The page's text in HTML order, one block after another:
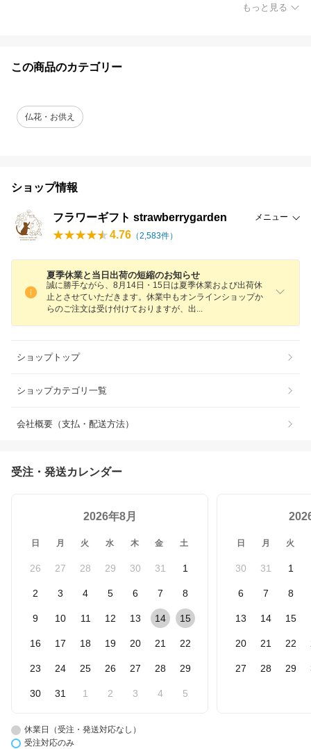
もっと見る
この商品のカテゴリー
仏花・お供え
ショップ情報
フラワーギフト strawberrygarden メニュー
4.76 （2,583件）
夏季休業と当日出荷の短縮のお知らせ
誠に勝手ながら、8月14日・15日は夏季休業および出荷休
止とさせていただきます。休業中もオンラインショップか
らのご注文は受け付けておりますが、 出
ショップトップ
ショップカテゴリ一覧
会社概要（支払・配送方法）
受注・発送カレンダー
2026年8月
日 月 火 水 木 金 土
26 27 28 29 30 31 1
2 3 4 5 6 7 8
9 10 11 12 13 14 15
16 17 18 19 20 21 22
23 24 25 26 27 28 29
30 31 1 2 3 4 5
日 月 火
30 31 1
6 7 8
13 14 15
20 21 22
27 28 29
休業日（受注・発送対応なし）
受注対応のみ